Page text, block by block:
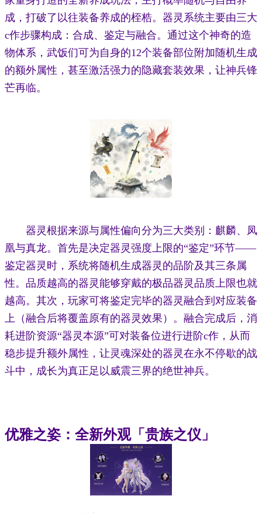
成，打破了以往装备养成的桎梏。器灵系统主要由三大
c作步骤构成：合成、鉴定与融合。通过这个神奇的造
物体系，武饭们可为自身的12个装备部位附加随机生成
的额外属性，甚至激活强力的隐藏套装效果，让神兵锋
芒再临。
器灵根据来源与属性偏向分为三大类别：麒麟、凤
凰与真龙。首先是决定器灵强度上限的“鉴定”环节——
鉴定器灵时，系统将随机生成器灵的品阶及其三条属
性。品质越高的器灵能够穿戴的极品器灵品质上限也就
越高。其次，玩家可将鉴定完毕的器灵融合到对应装备
上（融合后将覆盖原有的器灵效果）。融合完成后，消
耗进阶资源“器灵本源”可对装备位进行进阶c作，从而
稳步提升额外属性，让灵魂深处的器灵在永不停歇的战
斗中，成长为真正足以威震三界的绝世神兵。
优雅之姿：全新外观「贵族之仪」